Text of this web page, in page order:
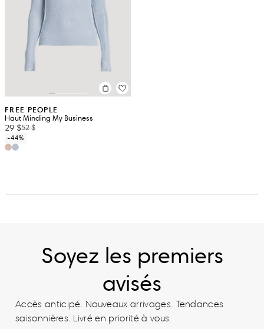
FREE PEOPLE
Haut Minding My Business
29 $52 $
-44%
Soyez les premiers
avisés
Accès anticipé. Nouveaux arrivages. Tendances
saisonnières. Livré en priorité à vous.